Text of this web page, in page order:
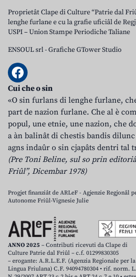
Proprietât Clape di Culture “Patrie dal
lenghe furlane e cu la grafie uficiâl de
USPI – Union Stampe Periodiche Taliane
ENSOUL srl-Grafiche GTower Studio
Cui che o sin
«O sin furlans di lenghe furlane,
part de nazion furlane. Che al è
popul, une etnie, une nazion, che
a àn balinât di chestis bandis
agns indaûr o sin cjapâts dentri tal
(Pre Toni Beline, sul so prin
Friûl”, Dicembar 1978)
Progjet finanziât de ARLeF - Agjenzie Regjonâl
Autonome Friûl-Vignesie Julie
ANNO 2025 – Contributi ricevuti da Clape di
Culture Patrie dal Friûl – c.f. 01299830305
– erogante: A.R.L.E.F. (Agenzia Regionale per la
Lingua Friulana) C.F. 94094780304 • rif. norm.